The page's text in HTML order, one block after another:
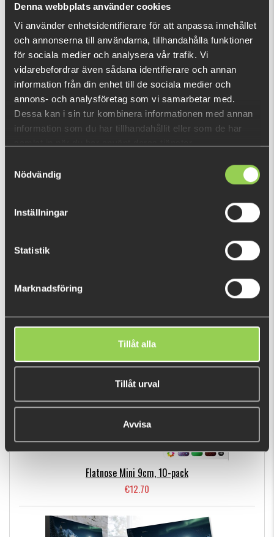
Denna webbplats använder cookies
Vi använder enhetsidentifierare för att anpassa innehållet
och annonserna till användarna, tillhandahålla funktioner
för sociala medier och analysera vår trafik. Vi
vidarebefordrar även sådana identifierare och annan
information från din enhet till de sociala medier och
annons- och analysföretag som vi samarbetar med.
Dessa kan i sin tur kombinera informationen med annan
information som du har tillhandahållit eller som de har
Nödvändig
Inställningar
Statistik
Marknadsföring
Tillåt alla
Tillåt urval
Avvisa
RECENTLY VIEWED PRODUCTS
BESTSELLERS
Flatnose Mini 9cm, 10-pack
€12.70